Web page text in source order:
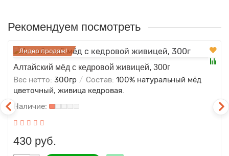
Рекомендуем посмотреть
Лидер продаж!
Алтайский мёд с кедровой живицей, 300г
Вес нетто: 300гр Состав: 100% натуральный мёд
цветочный, живица кедровая.
430 руб.